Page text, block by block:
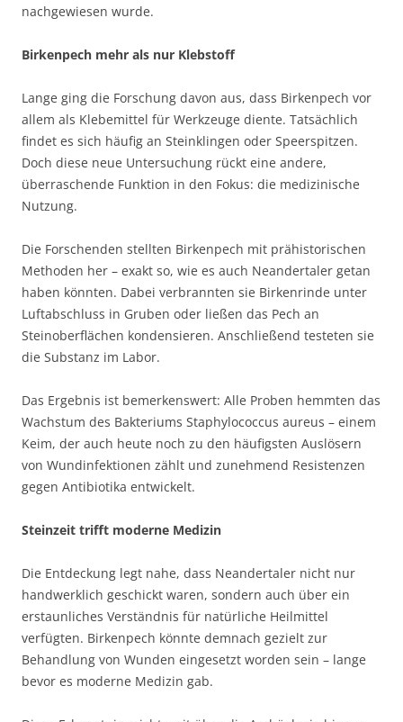
nachgewiesen wurde.
Birkenpech mehr als nur Klebstoff
Lange ging die Forschung davon aus, dass Birkenpech vor
allem als Klebemittel für Werkzeuge diente. Tatsächlich
findet es sich häufig an Steinklingen oder Speerspitzen.
Doch diese neue Untersuchung rückt eine andere,
überraschende Funktion in den Fokus: die medizinische
Nutzung.
Die Forschenden stellten Birkenpech mit prähistorischen
Methoden her – exakt so, wie es auch Neandertaler getan
haben könnten. Dabei verbrannten sie Birkenrinde unter
Luftabschluss in Gruben oder ließen das Pech an
Steinoberflächen kondensieren. Anschließend testeten sie
die Substanz im Labor.
Das Ergebnis ist bemerkenswert: Alle Proben hemmten das
Wachstum des Bakteriums Staphylococcus aureus – einem
Keim, der auch heute noch zu den häufigsten Auslösern
von Wundinfektionen zählt und zunehmend Resistenzen
gegen Antibiotika entwickelt.
Steinzeit trifft moderne Medizin
Die Entdeckung legt nahe, dass Neandertaler nicht nur
handwerklich geschickt waren, sondern auch über ein
erstaunliches Verständnis für natürliche Heilmittel
verfügten. Birkenpech könnte demnach gezielt zur
Behandlung von Wunden eingesetzt worden sein – lange
bevor es moderne Medizin gab.